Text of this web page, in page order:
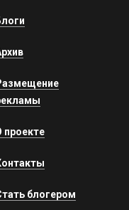
проекте
блогером